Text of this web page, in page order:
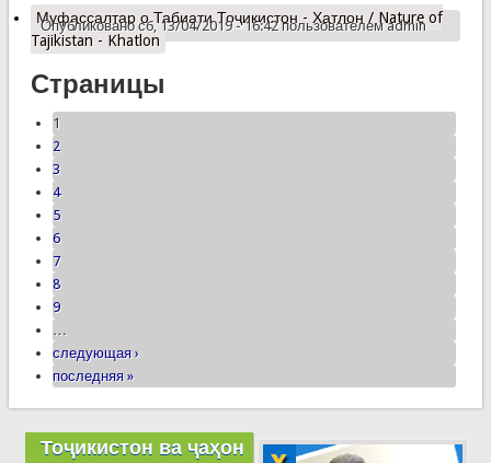
Опубликовано сб, 13/04/2019 - 16:42 пользователемadmin
Муфассалтаро Табиати Тоҷикистон - Хатлон / Nature of
Tajikistan - Khatlon
Страницы
1
2
3
4
5
6
7
8
9
…
следующая ›
последняя »
Тоҷикистон ва ҷаҳон